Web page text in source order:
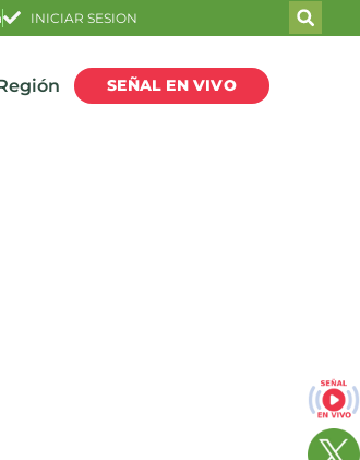
INICIAR SESION
SEÑAL EN VIVO